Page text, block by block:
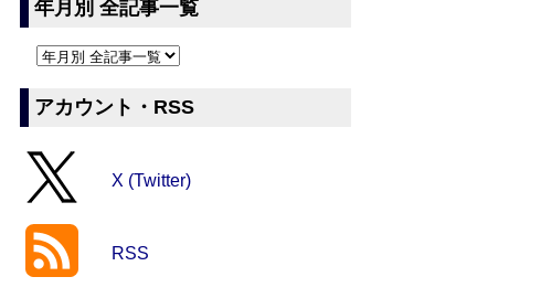
年月別 全記事一覧
アカウント・RSS
X (Twitter)
RSS